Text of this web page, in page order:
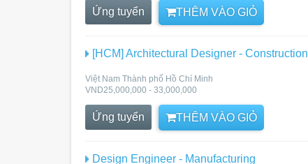
Ứng tuyển THÊM VÀO GIỎ
[HCM] Architectural Designer - Construction
Việt Nam Thành phố Hồ Chí Minh
VND25,000,000 - 33,000,000
Ứng tuyển THÊM VÀO GIỎ
Design Engineer - Manufacturing